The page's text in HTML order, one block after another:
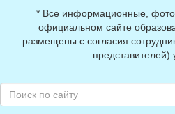
* Все информационные,
официальном сайте
размещены с согласия
представителей)